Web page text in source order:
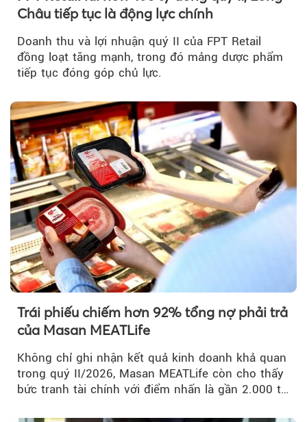
Châu tiếp tục là động lực chính
Doanh thu và lợi nhuận quý II của FPT Retail
đồng loạt tăng mạnh, trong đó mảng dược phẩm
tiếp tục đóng góp chủ lực.
Trái phiếu chiếm hơn 92% tổng nợ phải trả
của Masan MEATLife
Không chỉ ghi nhận kết quả kinh doanh khả quan
trong quý II/2026, Masan MEATLife còn cho thấy
bức tranh tài chính với điểm nhấn là gần 2.000 tỷ